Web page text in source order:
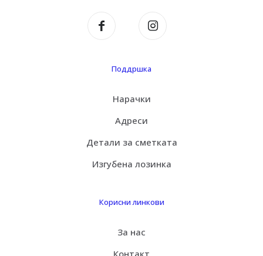
Поддршка
Нарачки
Адреси
Детали за сметката
Изгубена лозинка
Корисни линкови
За нас
Контакт